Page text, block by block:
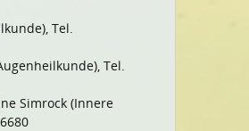
Tel.
Tel.
Simrock (Innere